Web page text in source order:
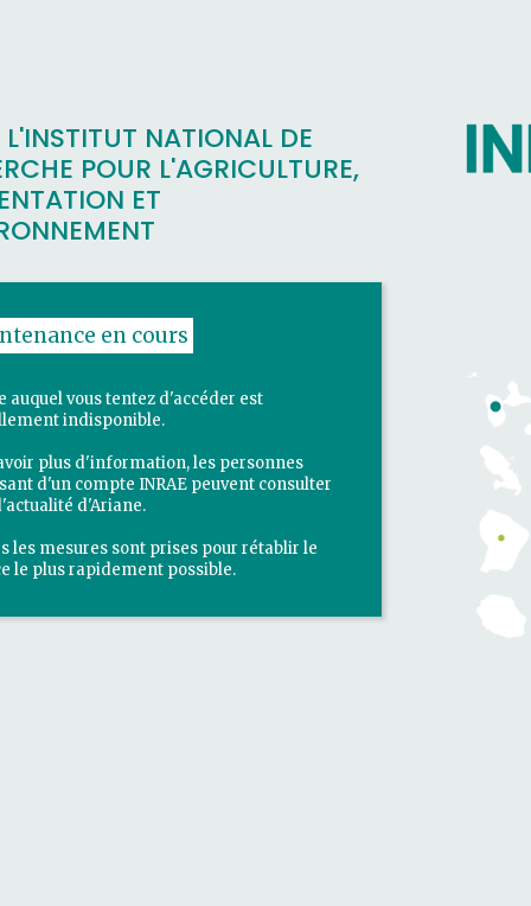
L'INSTITUT NATIONAL DE
POUR L'AGRICULTURE,
ET
en cours
auquel vous tentez d'accéder est
indisponible.
plus d'information, les personnes
d'un compte INRAE peuvent consulter
d'Ariane.
les mesures sont prises pour rétablir le
le plus rapidement possible.